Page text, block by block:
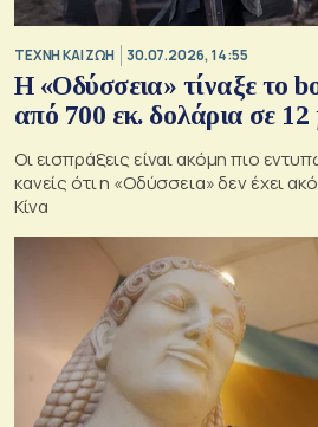
TΕΧΝΗ ΚΑΙ ΖΩΗ 30.07.2026, 14:55
Η «Οδύσσεια» τίναξε το
από 700 εκ. δολάρια σε 12
Οι εισπράξεις είναι ακόμη πιο
κανείς ότι η «Οδύσσεια» δεν έχει
Κίνα